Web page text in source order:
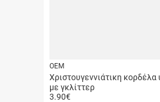
ΟΕΜ
Χριστουγεννιάτικη κορδέλα
με γκλίττερ
3.90€